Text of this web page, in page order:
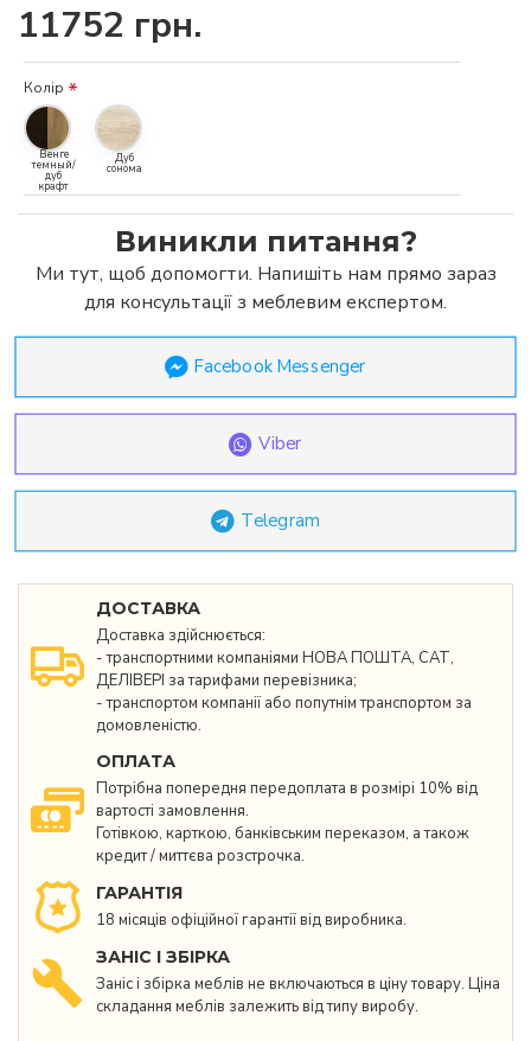
11752 грн.
Колір
Венге
темный/
дуб
крафт
Дуб
сонома
ДОСТАВКА
Доставка здійснюється:
- транспортними компаніями НОВА ПОШТА, САТ,
ДЕЛІВЕРІ за тарифами перевізника;
- транспортом компанії або попутнім транспортом за
домовленістю.
ОПЛАТА
Потрібна попередня передоплата в розмірі 10% від
вартості замовлення.
Готівкою, карткою, банківським переказом, а також
кредит / миттєва розстрочка.
ГАРАНТІЯ
18 місяців офіційної гарантії від виробника.
ЗАНІС І ЗБІРКА
Заніс і збірка меблів не включаються в ціну товару. Ціна
складання меблів залежить від типу виробу.
Виникли питання?
Ми тут, щоб допомогти. Напишіть нам прямо зараз
для консультації з меблевим експертом.
Facebook Messenger
Viber
Telegram